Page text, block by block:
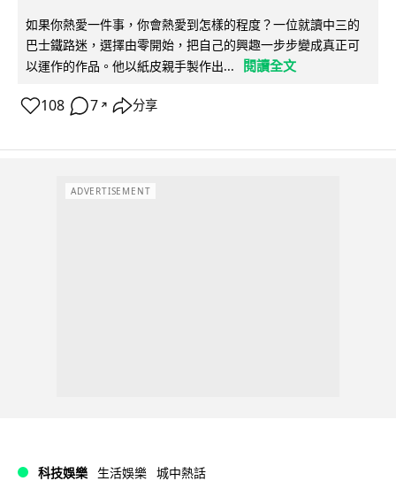
如果你熱愛一件事，你會熱愛到怎樣的程度？一位就讀中三的
巴士鐵路迷，選擇由零開始，把自己的興趣一步步變成真正可
以運作的作品。他以紙皮親手製作出...
閱讀全文
108 7 ↗ 分享
ADVERTISEMENT
科技娛樂 生活娛樂 城中熱話